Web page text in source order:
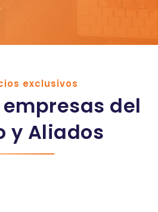
exclusivos
del
y Aliados